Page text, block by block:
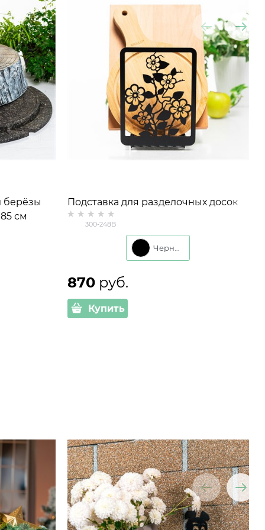
берёзы
см
Подставка для разделочных досок
Сакура 300-248 металл
300-248B
870 руб.
Купить